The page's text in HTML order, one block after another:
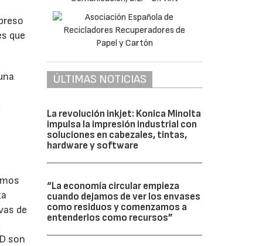
que
de
son
ÚLTIMAS NOTICIAS
La revolución inkjet: Konica Minolta
impulsa la impresión industrial con
soluciones en cabezales, tintas,
hardware y software
“La economía circular empieza
cuando dejamos de ver los envases
como residuos y comenzamos a
entenderlos como recursos”